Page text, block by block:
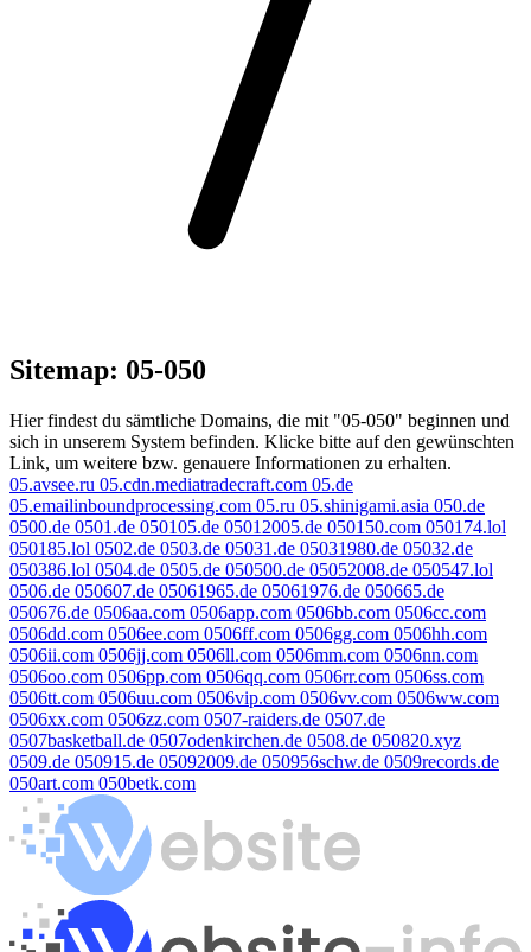
Sitemap: 05-050
Hier findest du sämtliche Domains, die mit "05-050" beginnen und
sich in unserem System befinden. Klicke bitte auf den gewünschten
Link, um weitere bzw. genauere Informationen zu erhalten.
05.avsee.ru 05.cdn.mediatradecraft.com 05.de
05.emailinboundprocessing.com 05.ru 05.shinigami.asia 050.de
0500.de 0501.de 050105.de 05012005.de 050150.com 050174.lol
050185.lol 0502.de 0503.de 05031.de 05031980.de 05032.de
050386.lol 0504.de 0505.de 050500.de 05052008.de 050547.lol
0506.de 050607.de 05061965.de 05061976.de 050665.de
050676.de 0506aa.com 0506app.com 0506bb.com 0506cc.com
0506dd.com 0506ee.com 0506ff.com 0506gg.com 0506hh.com
0506ii.com 0506jj.com 0506ll.com 0506mm.com 0506nn.com
0506oo.com 0506pp.com 0506qq.com 0506rr.com 0506ss.com
0506tt.com 0506uu.com 0506vip.com 0506vv.com 0506ww.com
0506xx.com 0506zz.com 0507-raiders.de 0507.de
0507basketball.de 0507odenkirchen.de 0508.de 050820.xyz
0509.de 050915.de 05092009.de 050956schw.de 0509records.de
050art.com 050betk.com